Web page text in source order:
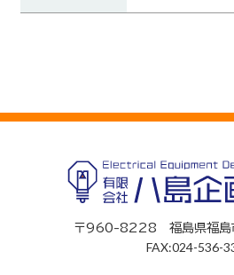
〒960-8228 福島県福島
FAX:024-536-